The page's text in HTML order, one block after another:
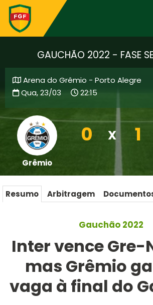
GAUCHÃO 2022 - FASE
Arena do Grêmio - Porto Alegre
Qua, 23/03
22:15
Grêmio
0 X 1
Resumo Arbitragem
Gauchão 2022
Inter vence Gre-
mas Grêmio
vaga à final do